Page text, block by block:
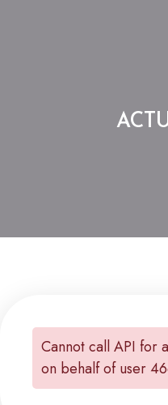
Cannot call API for
on behalf of user